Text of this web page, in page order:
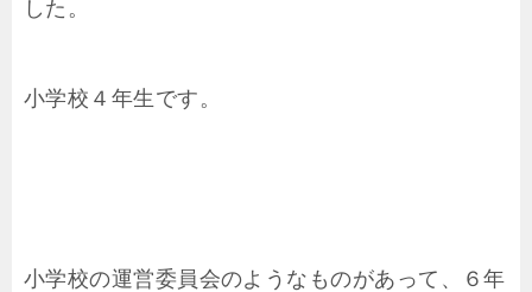
した。
小学校４年生です。
小学校の運営委員会のようなものがあって、６年